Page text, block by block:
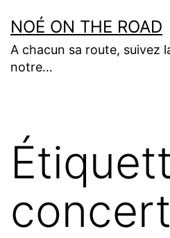
au
contenu
NOÉ ON THE ROAD
A chacun sa route, suivez
notre…